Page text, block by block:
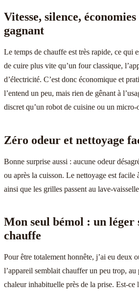
Vitesse, silence,
gagnant
Le temps de chauffe est très rapide, ce qui
de cuire plus vite qu’un four classique,
d’électricité. C’est donc économique et
l’entend un peu, mais rien de gênant à
discret qu’un robot de cuisine ou un micro-
Zéro odeur et nettoyage
Bonne surprise aussi : aucune odeur
ou après la cuisson. Le nettoyage est facile
ainsi que les grilles passent au lave-
Mon seul bémol : un léger
chauffe
Pour être totalement honnête, j’ai eu deux
l’appareil semblait chauffer un peu trop, au
chaleur inhabituelle près de la prise. Est-ce